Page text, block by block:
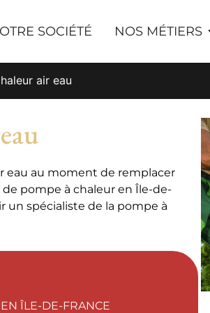
SOCIÉTÉ NOS MÉTIERS
air eau
eau au moment de remplacer
pompe à chaleur en Île-de-
un spécialiste de la pompe à
ÎLE-DE-FRANCE